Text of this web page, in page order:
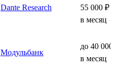
Dante Research
55 000 ₽
в месяц
Модульбанк
до 40 000
в месяц